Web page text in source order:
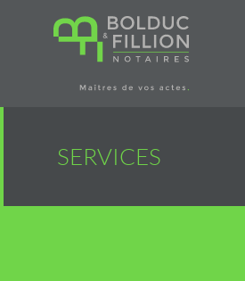
navigation
SERVICES